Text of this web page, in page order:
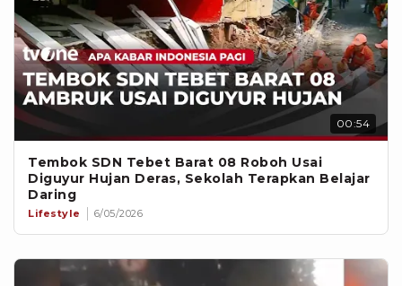
00:54
Tembok SDN Tebet Barat 08 Roboh Usai
Diguyur Hujan Deras, Sekolah Terapkan Belajar
Daring
Lifestyle 6/05/2026